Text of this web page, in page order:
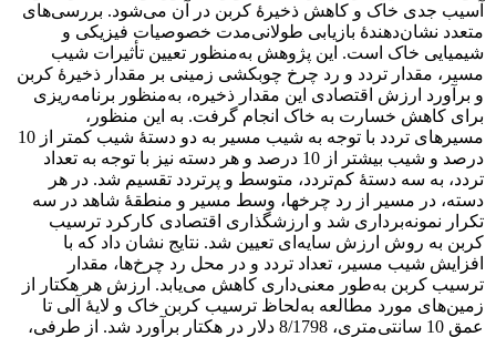
آسیب جدی خاک و کاهش ذخیرۀ کربن در آن می‌شود. بررسی‌‌های
متعدد نشان‌دهندۀ بازیابی طولانی‌مدت خصوصیات فیزیکی و
شیمیایی خاک است. این پژوهش به‌منظور تعیین تأثیرات شیب
مسیر، مقدار تردد و رد چرخ چوبکشی زمینی بر مقدار ذخیرۀ کربن
و برآورد ارزش اقتصادی این مقدار ذخیره، به‌منظور برنامه‌ریزی
برای کاهش خسارت به خاک انجام گرفت. به ‌این منظور،
مسیرهای تردد با توجه به شیب مسیر به دو دستۀ شیب کمتر از 10
درصد و شیب بیشتر از 10 درصد و هر دسته نیز با توجه به تعداد
تردد، به سه دستۀ کم‌تردد، متوسط و پر‌تردد تقسیم‌ شد. در هر
دسته، در مسیر از رد چرخ­ها، وسط مسیر و منطقۀ شاهد در سه
تکرار نمونه‌برداری شد ­و ارزشگذاری اقتصادی کارکرد ترسیب
کربن به روش ارزش سایه‌ای تعیین شد. نتایج نشان داد که با
افزایش شیب مسیر، تعداد تردد و در محل رد چرخ‌ها، مقدار
ترسیب کربن به‌طور معنی‌داری کاهش می‌یابد. ارزش هر هکتار از
زمین‌های مورد مطالعه به‌لحاظ ترسیب کربن خاک و لایۀ آلی تا
عمق 10 سانتی‌متری، 8/1798 دلار در هکتار برآورد شد. از ‌طرفی،